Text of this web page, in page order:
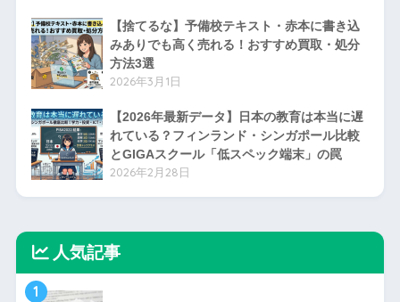
【捨てるな】予備校テキスト・赤本に書き込
みありでも高く売れる！おすすめ買取・処分
方法3選
2026年3月1日
【2026年最新データ】日本の教育は本当に遅
れている？フィンランド・シンガポール比較
とGIGAスクール「低スペック端末」の罠
2026年2月28日
人気記事
1